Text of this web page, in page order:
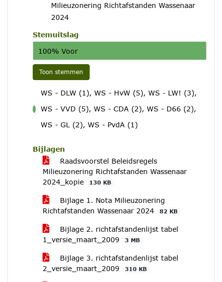
Milieuzonering Richtafstanden Wassenaar
2024
Stemuitslag
100% Voor
Toon stemmen
WS - DLW (1), WS - HvW (5), WS - LW! (3),
WS - VVD (5), WS - CDA (2), WS - D66 (2),
WS - GL (2), WS - PvdA (1)
Bijlagen
Raadsvoorstel Beleidsregels
Milieuzonering Richtafstanden Wassenaar
2024_kopie
130 KB
Bijlage 1. Nota Milieuzonering
Richtafstanden Wassenaar 2024
82 KB
Bijlage 2. richtafstandenlijst tabel
1_versie_maart_2009
3 MB
Bijlage 3. richtafstandenlijst tabel
2_versie_maart_2009
310 KB